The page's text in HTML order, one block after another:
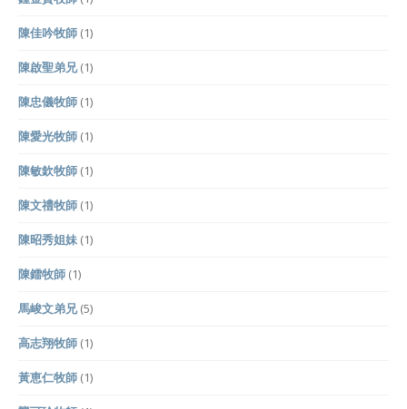
陳佳吟牧師 (1)
陳啟聖弟兄(1)
陳忠儀牧師 (1)
陳愛光牧師 (1)
陳敏欽牧師 (1)
陳文禮牧師 (1)
陳昭秀姐妹 (1)
陳鐳牧師 (1)
馬峻文弟兄(5)
高志翔牧師 (1)
黃恵仁牧師 (1)